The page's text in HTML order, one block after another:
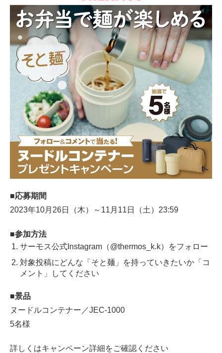
■応募期間
2023年10月26日（木）～11月11日（土）23:59
■参加方法
サーモス公式Instagram（@thermos_k.k）をフォロー
対象投稿にどんな「そと麺」を持っていきたいか「コ
メント」してください
■景品
ヌードルコンテナー／JEC-1000
5名様
詳しくはキャンペーン詳細をご確認ください